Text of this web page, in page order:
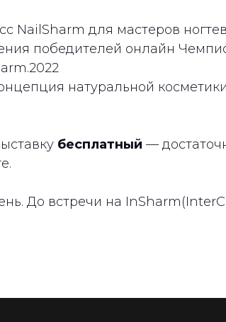
NailSharm для мастеров
победителей онлайн
натуральной
бесплатный —
До встречи на